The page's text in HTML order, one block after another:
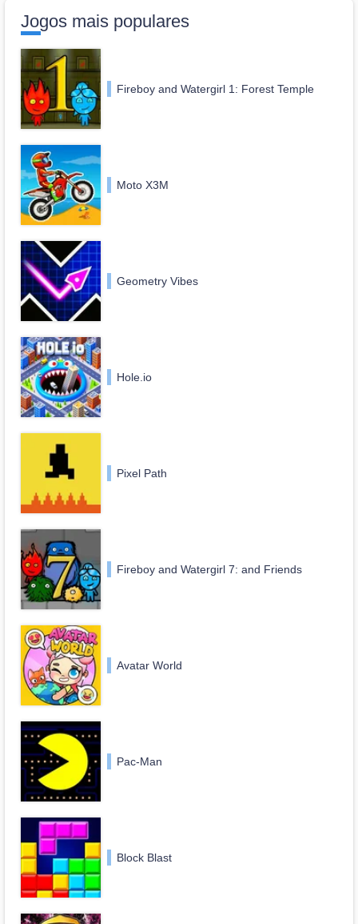
Jogos mais populares
Fireboy and Watergirl 1: Forest Temple
Moto X3M
Geometry Vibes
Hole.io
Pixel Path
Fireboy and Watergirl 7: and Friends
Avatar World
Pac-Man
Block Blast